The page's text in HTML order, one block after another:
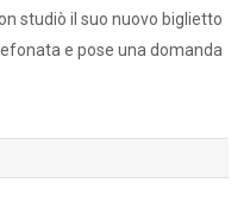
studiò il suo nuovo biglietto
e pose una domanda